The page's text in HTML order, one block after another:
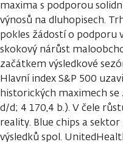
maxima s podporou
výnosů na dluhopisech.
pokles žádostí o podporu
skokový nárůst
začátkem výsledkové
Hlavní index S&P 500
historických maximech se
d/d; 4 170,4 b.). V čele
reality. Blue chips a
výsledků spol.